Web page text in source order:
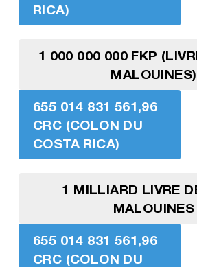
RICA)
1 000 000 000 FKP
MALOUINES)
655 014 831 561,96
CRC (COLON DU
COSTA RICA)
1 MILLIARD LIVRE
MALOUINES
655 014 831 561,96
CRC (COLON DU